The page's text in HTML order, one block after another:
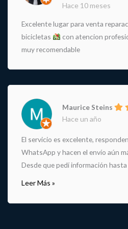
Hace 10 meses
Excelente lugar para venta
bicicletas
con atencion
muy recomendable
Maurice Steins
Hace un año
El servicio es excelente,
WhatsApp y hacen el envío aún
Desde que pedí información hasta
Leer Más »